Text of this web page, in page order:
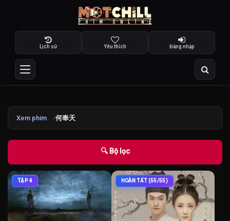
Lịch sử Yêu thích Đăng nhập
Xem phim 何奉天
🔍 Bộ lọc
TẬP 4 HOÀN TẤT (55/55)